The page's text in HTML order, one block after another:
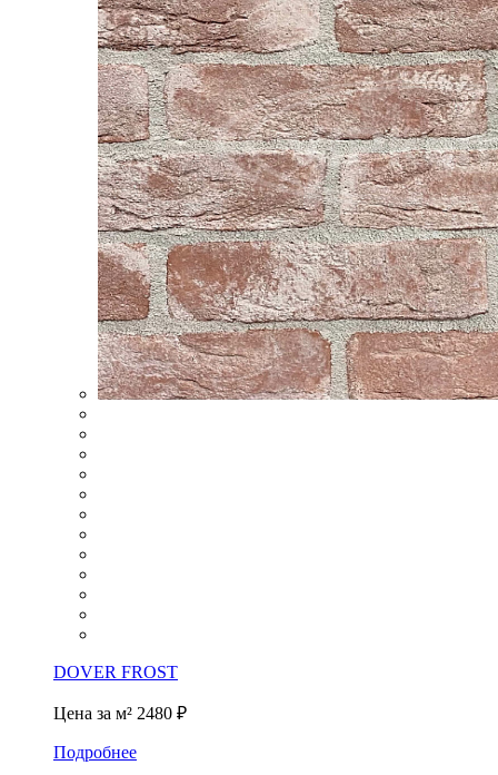
DOVER FROST
Цена за м² 2480 ₽
Подробнее